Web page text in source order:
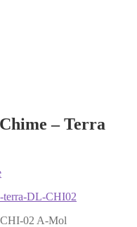
– Terra
02 A-Mol